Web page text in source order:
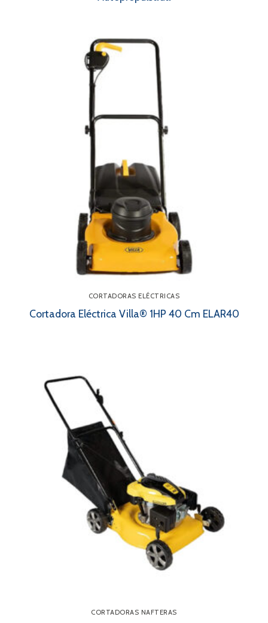
CORTADORAS ELÉCTRICAS
Cortadora Eléctrica Villa® 1HP 40 Cm ELAR40
CORTADORAS NAFTERAS